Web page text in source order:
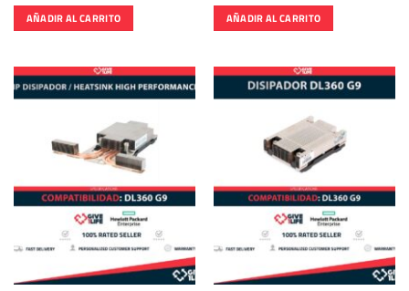
AÑADIR AL CARRITO AÑADIR AL CARRITO